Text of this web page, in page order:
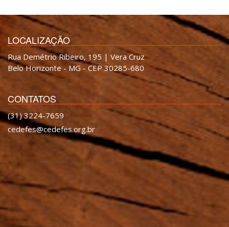
LOCALIZAÇÃO
Rua Demétrio Ribeiro, 195 | Vera Cruz
Belo Horizonte - MG - CEP 30285-680
CONTATOS
(31) 3224-7659
cedefes@cedefes.org.br